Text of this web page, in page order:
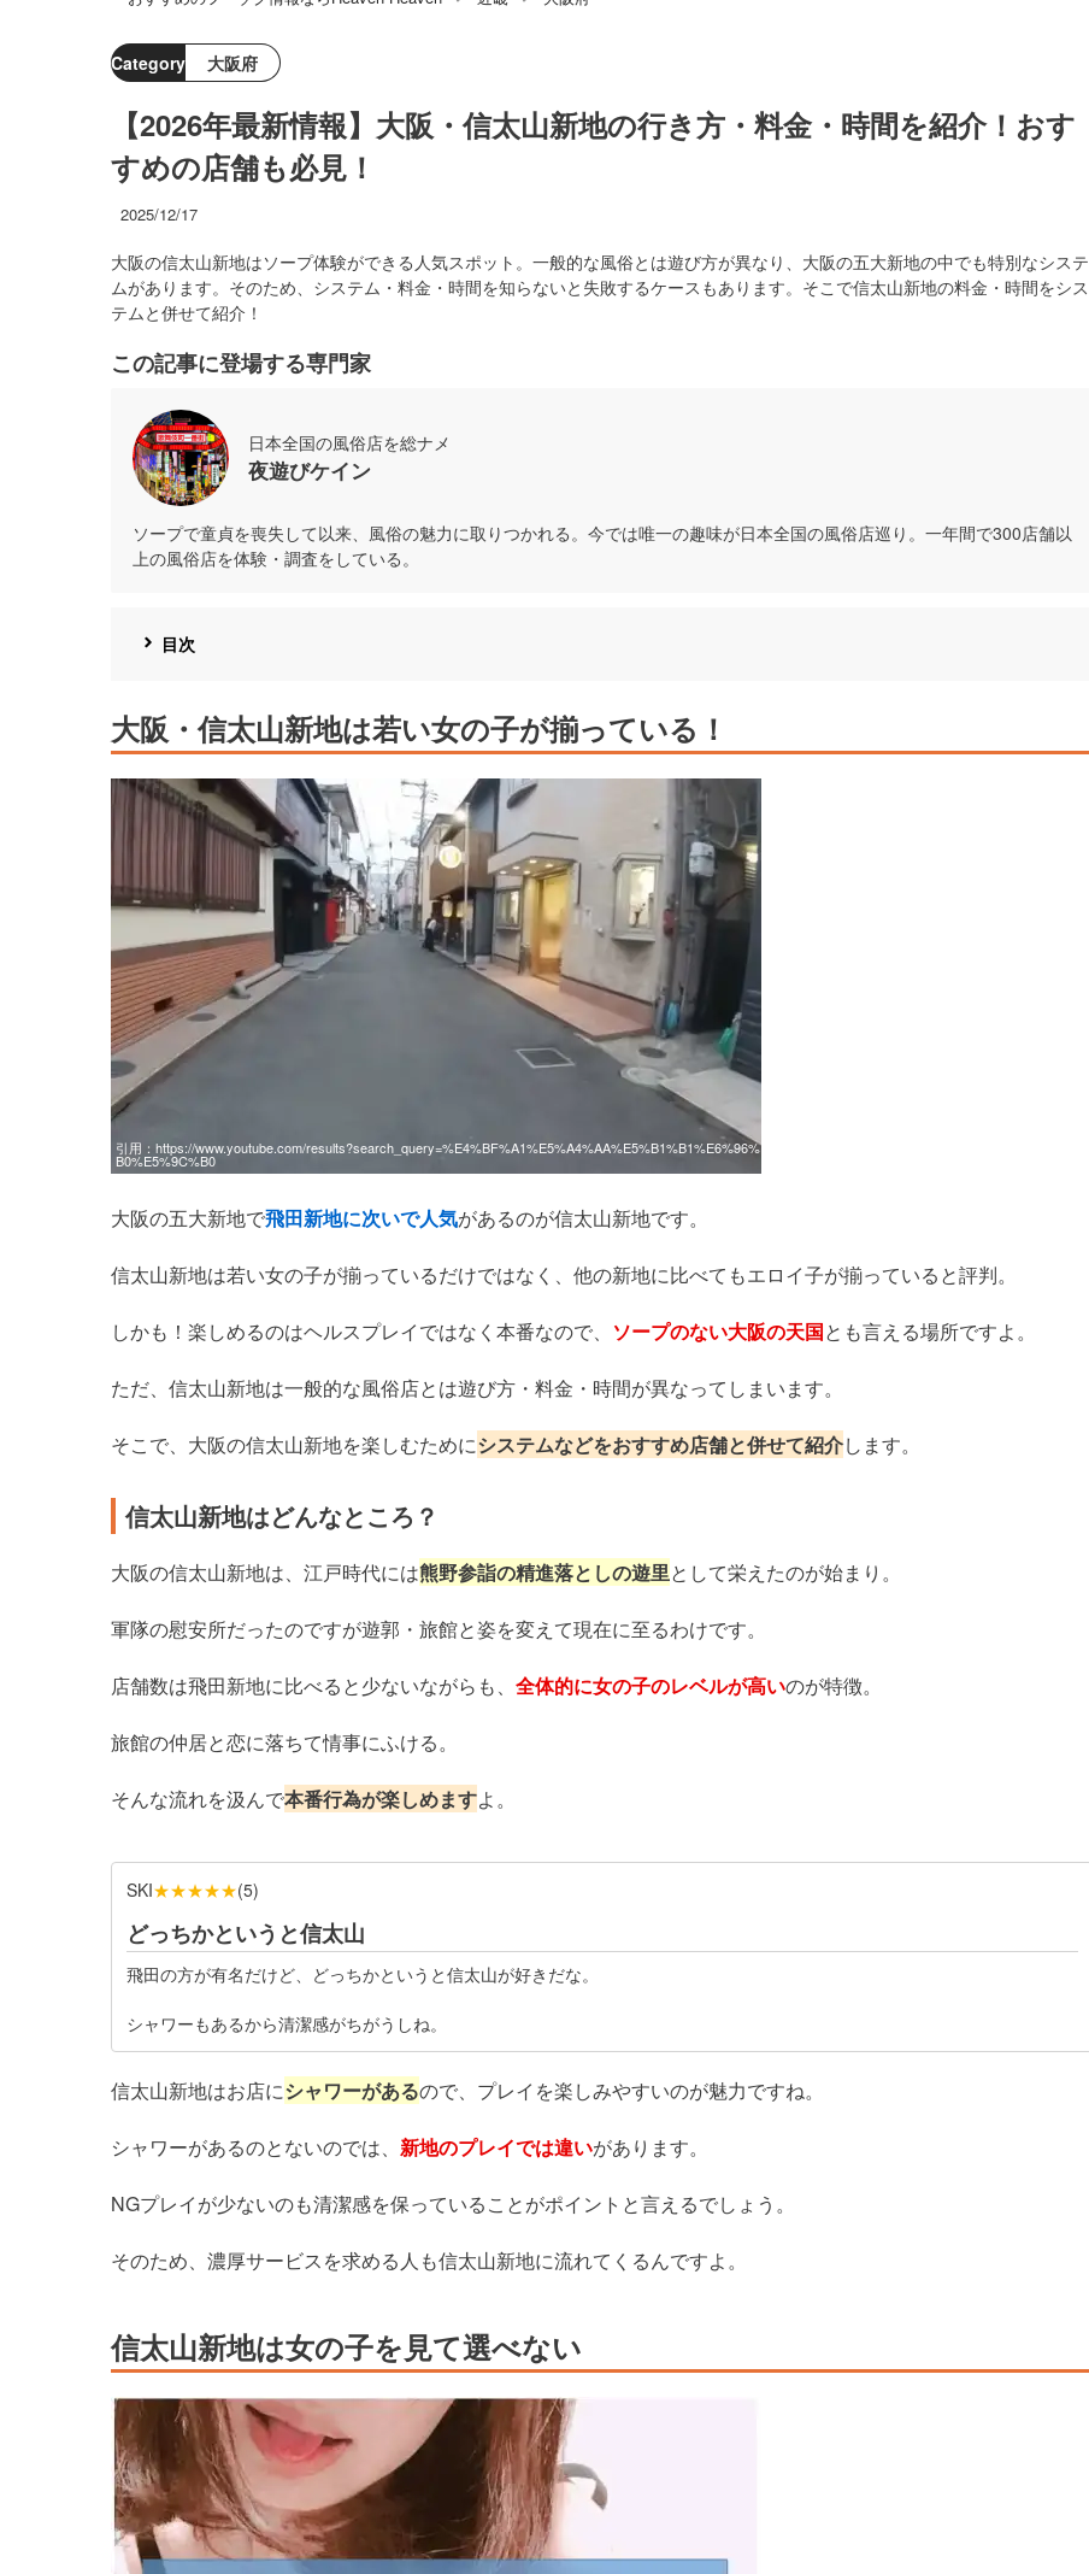
Category 大阪府
【2026年最新情報】大阪・信太山新地の行き方・料金・時間を紹介！おす
すめの店舗も必見！
2025/12/17
大阪の信太山新地はソープ体験ができる人気スポット。一般的な風俗とは遊び方が異なり、大阪の五大新地の中でも特別なシステ
ムがあります。そのため、システム・料金・時間を知らないと失敗するケースもあります。そこで信太山新地の料金・時間をシス
テムと併せて紹介！
この記事に登場する専門家
日本全国の風俗店を総ナメ
夜遊びケイン
ソープで童貞を喪失して以来、風俗の魅力に取りつかれる。今では唯一の趣味が日本全国の風俗店巡り。一年間で300店舗以
上の風俗店を体験・調査をしている。
目次
大阪・信太山新地は若い女の子が揃っている！
引用： https://www.youtube.com/results?search_query=%E4%BF%A1%E5%A4%AA%E5%B1%B1%E6%96%
B0%E5%9C%B0
大阪の五大新地で飛田新地に次いで人気があるのが信太山新地です。
信太山新地は若い女の子が揃っているだけではなく、他の新地に比べてもエロイ子が揃っていると評判。
しかも！楽しめるのはヘルスプレイではなく本番なので、 ソープのない大阪の天国とも言える場所ですよ。
ただ、信太山新地は一般的な風俗店とは遊び方・料金・時間が異なってしまいます。
そこで、大阪の信太山新地を楽しむためにシステムなどをおすすめ店舗と併せて紹介します。
信太山新地はどんなところ？
大阪の信太山新地は、江戸時代には熊野参詣の精進落としの遊里として栄えたのが始まり。
軍隊の慰安所だったのですが遊郭・旅館と姿を変えて現在に至るわけです。
店舗数は飛田新地に比べると少ないながらも、 全体的に女の子のレベルが高いのが特徴。
旅館の仲居と恋に落ちて情事にふける。
そんな流れを汲んで本番行為が楽しめますよ。
SKI★★★★★(5)
どっちかというと信太山
飛田の方が有名だけど、どっちかというと信太山が好きだな。
シャワーもあるから清潔感がちがうしね。
信太山新地はお店にシャワーがあるので、プレイを楽しみやすいのが魅力ですね。
シャワーがあるのとないのでは、 新地のプレイでは違いがあります。
NGプレイが少ないのも清潔感を保っていることがポイントと言えるでしょう。
そのため、濃厚サービスを求める人も信太山新地に流れてくるんですよ。
信太山新地は女の子を見て選べない